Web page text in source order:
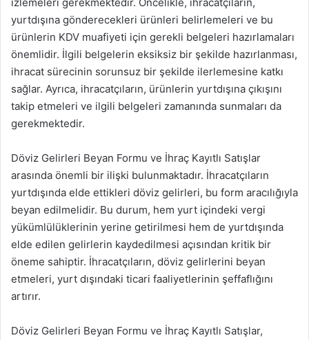
yurtdışına gönderecekleri ürünleri belirlemeleri ve bu
ürünlerin KDV muafiyeti için gerekli belgeleri hazırlamaları
önemlidir. İlgili belgelerin eksiksiz bir şekilde hazırlanması,
ihracat sürecinin sorunsuz bir şekilde ilerlemesine katkı
sağlar. Ayrıca, ihracatçıların, ürünlerin yurtdışına çıkışını
takip etmeleri ve ilgili belgeleri zamanında sunmaları da
gerekmektedir.
Döviz Gelirleri Beyan Formu ve İhraç Kayıtlı Satışlar
arasında önemli bir ilişki bulunmaktadır. İhracatçıların
yurtdışında elde ettikleri döviz gelirleri, bu form aracılığıyla
beyan edilmelidir. Bu durum, hem yurt içindeki vergi
yükümlülüklerinin yerine getirilmesi hem de yurtdışında
elde edilen gelirlerin kaydedilmesi açısından kritik bir
öneme sahiptir. İhracatçıların, döviz gelirlerini beyan
etmeleri, yurt dışındaki ticari faaliyetlerinin şeffaflığını
artırır.
Döviz Gelirleri Beyan Formu ve İhraç Kayıtlı Satışlar,